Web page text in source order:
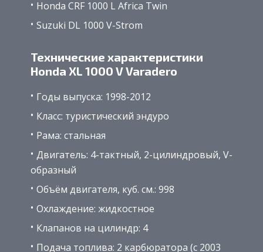
Honda CRF 1000 L Africa Twin
Suzuki DL 1000 V-Strom
Технические характеристики
Honda XL 1000 V Varadero
Годы выпуска: 1998-2012
Класс: туристический эндуро
Рама: стальная
Двигатель: 4-тактный, 2-цилиндровый, V-
образный
Объём двигателя, куб. см.: 998
Охлаждение: жидкостное
Клапанов на цилиндр: 4
Подача топлива: 2 карбюратора (с 2003